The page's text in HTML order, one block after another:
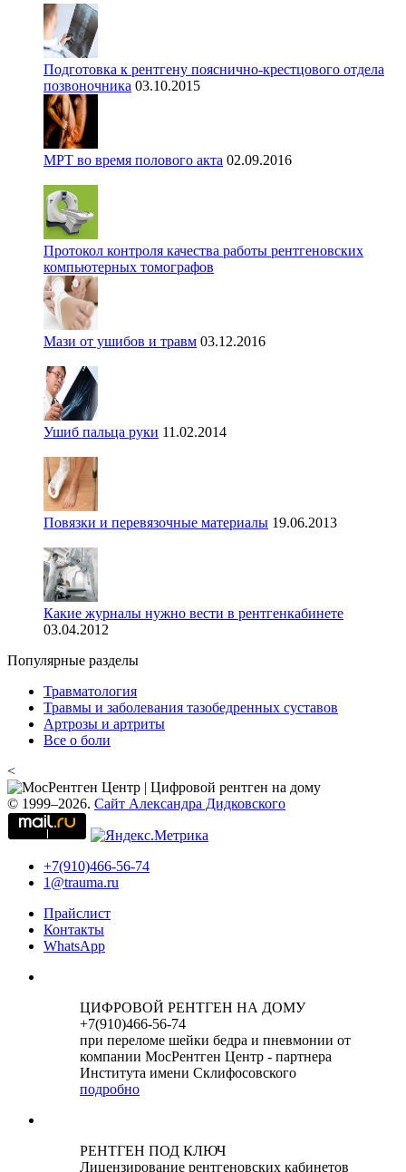
Подготовка к рентгену пояснично-крестцового отдела
позвоночника 03.10.2015
МРТ во время полового акта 02.09.2016
Протокол контроля качества работы рентгеновских
компьютерных томографов
Мази от ушибов и травм 03.12.2016
Ушиб пальца руки 11.02.2014
Повязки и перевязочные материалы 19.06.2013
Какие журналы нужно вести в рентгенкабинете
03.04.2012
Популярные разделы
Травматология
Травмы и заболевания тазобедренных суставов
Артрозы и артриты
Все о боли
<
© 1999–2026. Сайт Александра Дидковского
+7(910)466-56-74
1@trauma.ru
Прайслист
Контакты
WhatsApp
ЦИФРОВОЙ РЕНТГЕН НА ДОМУ
+7(910)466-56-74
при переломе шейки бедра и пневмонии от
компании МосРентген Центр - партнера
Института имени Склифосовского
подробно
РЕНТГЕН ПОД КЛЮЧ
Лицензирование рентгеновских кабинетов